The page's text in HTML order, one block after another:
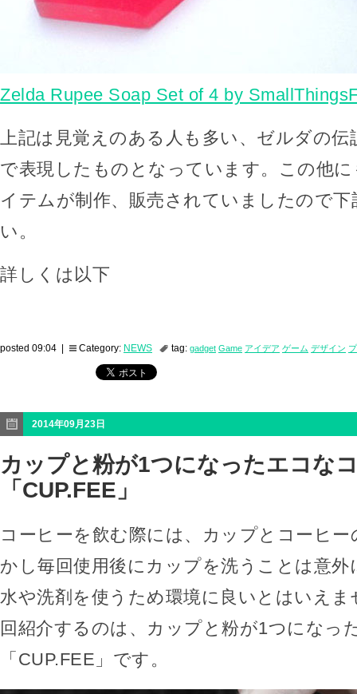
Zelda Rupee Soap Set of 4 by
上記は見覚えのある人も多い、ゼルダの伝
で表現したものとなっています。この他
イテムが制作、販売されていましたので
い。
詳しくは以下
posted 09:04 | Category: NEWS tag: gadget Game アイデア ゲーム デザイン
2014年09月23日
カップと粉が1つになったエコな
「CUP.FEE」
コーヒーを飲む際には、カップとコーヒー
かし毎回使用後にカップを洗うことは意外
水や洗剤を使うため環境に良いとはいえ
回紹介するのは、カップと粉が1つになっ
「CUP.FEE」です。